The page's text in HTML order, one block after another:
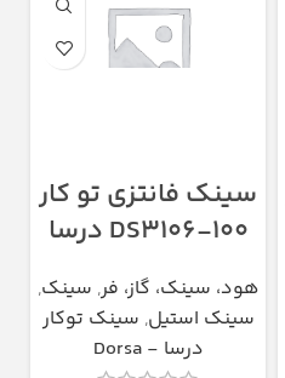
سینک فانتزی تو کار
DS3106-100 درسا
هود، سینک، گاز، فر, سینک,
سینک استیل, سینک توکار
درسا - Dorsa